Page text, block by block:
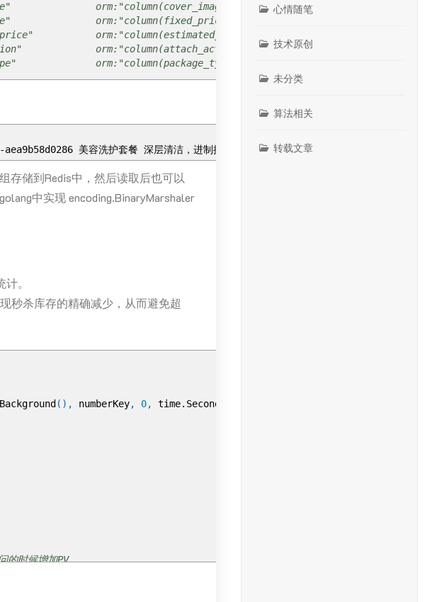
orm:"column(cover_image)"`
orm:"column(fixed_price)"`
orm:"column(estimated_price)"`
orm:"column(attach_action)"`
orm:"column(package_type)"`
(data[]byte,err error)
{
aea9b58d0286",
uploads/2015/12/IMG_0003.jpg"
aea9b58d0286 美容洗护套餐 深层清洁，进制提拉 1672599845000
存储到Redis中，然后读取后也可以
中实现 encoding.BinaryMarshaler
。
秒杀库存的精确减少，从而避免超
Background (), numberKey, 0, time. Second
时候增加PV
心情随笔
技术原创
未分类
算法相关
转载文章